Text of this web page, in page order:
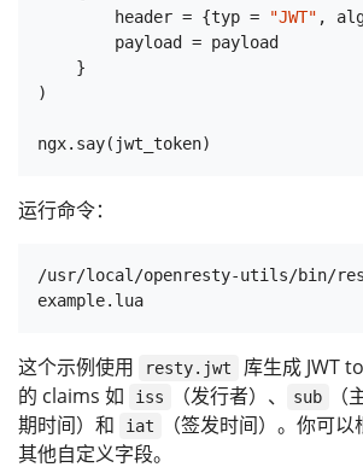
        header = {typ =
"JWT" ,
)
运行命令：
/usr/local/openresty-utils/bin/
这个示例使用 resty.jwt
库生成 JWT
的 claims 如
iss （发行者）、 sub （
期时间）和
iat
（签发时间）。你可
其他自定义字段。